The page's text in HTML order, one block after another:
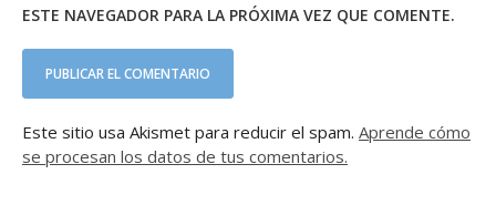
ESTE NAVEGADOR PARA LA PRÓXIMA VEZ QUE COMENTE.
Este sitio usa Akismet para reducir el spam. Aprende cómo
se procesan los datos de tus comentarios.